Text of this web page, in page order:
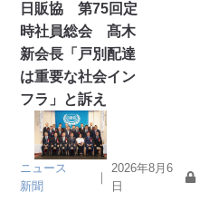
日販協 第75回定
時社員総会 髙木
新会長「戸別配達
は重要な社会イン
フラ」と訴え
ニュース
新聞
｜
2026年8月6
日